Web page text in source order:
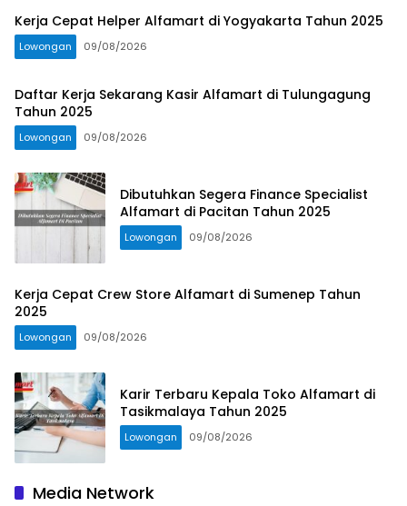
Kerja Cepat Helper Alfamart di Yogyakarta Tahun 2025
Lowongan 09/08/2026
Daftar Kerja Sekarang Kasir Alfamart di Tulungagung
Tahun 2025
Lowongan 09/08/2026
Dibutuhkan Segera Finance Specialist
Alfamart di Pacitan Tahun 2025
Lowongan 09/08/2026
Kerja Cepat Crew Store Alfamart di Sumenep Tahun
2025
Lowongan 09/08/2026
Karir Terbaru Kepala Toko Alfamart di
Tasikmalaya Tahun 2025
Lowongan 09/08/2026
Media Network